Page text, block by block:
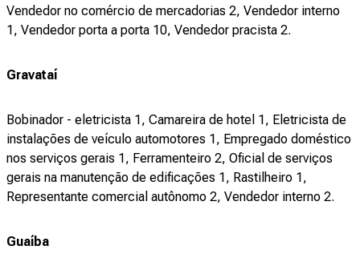
Vendedor no comércio de mercadorias 2, Vendedor interno
1, Vendedor porta a porta 10, Vendedor pracista 2.
Gravataí
Bobinador - eletricista 1, Camareira de hotel 1, Eletricista de
instalações de veículo automotores 1, Empregado doméstico
nos serviços gerais 1, Ferramenteiro 2, Oficial de serviços
gerais na manutenção de edificações 1, Rastilheiro 1,
Representante comercial autônomo 2, Vendedor interno 2.
Guaíba